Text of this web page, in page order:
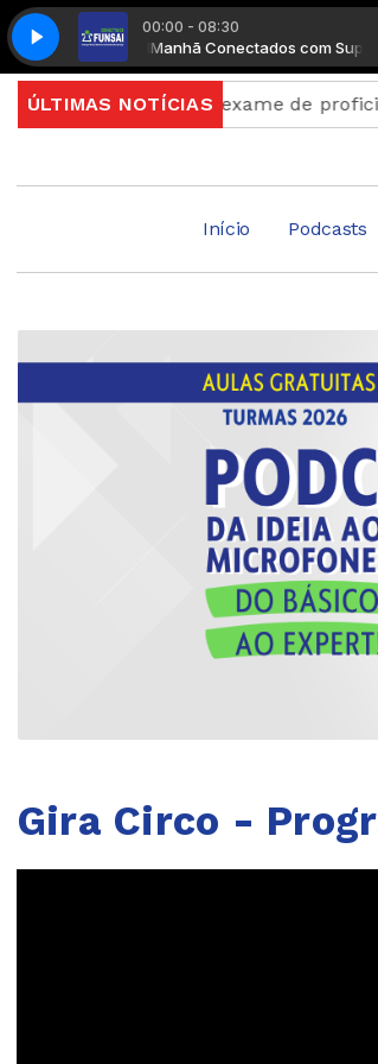
00:00 - 08:30
MusicalManhã Conectados com Suplemento
ÚLTIMAS NOTÍCIAS
para exame de proficiência
Início Podcasts
Gira Circo -